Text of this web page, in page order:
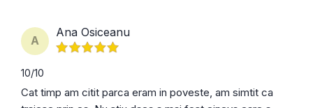
A
Ana Osiceanu
10/10
Cat timp am citit parca eram in poveste, am simtit ca